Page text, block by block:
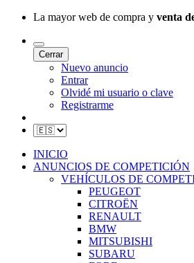
La mayor web de compra y venta
Cerrar
Nuevo anuncio
Entrar
Olvidé mi usuario o clave
Registrarme
INICIO
ANUNCIOS DE COMPETICIÓN
VEHÍCULOS DE
PEUGEOT
CITROËN
RENAULT
BMW
MITSUBISHI
SUBARU